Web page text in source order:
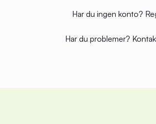
Har du ingen konto?
Har du problemer?